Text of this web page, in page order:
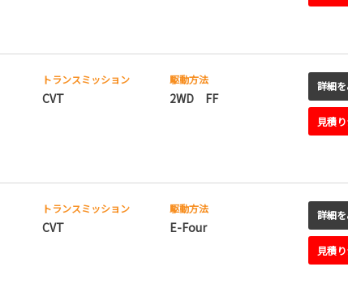
トランスミッション
CVT
駆動方法
2WD FF
詳細
見積
トランスミッション
CVT
駆動方法
E-Four
詳細
見積